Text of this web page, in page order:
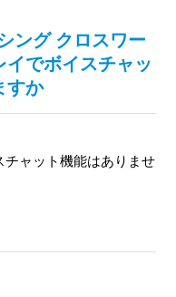
ます
ールド】フェスタが開
ュールがおかしい
ング クロスワー
でボイスチャッ
すか
ャット機能はありませ